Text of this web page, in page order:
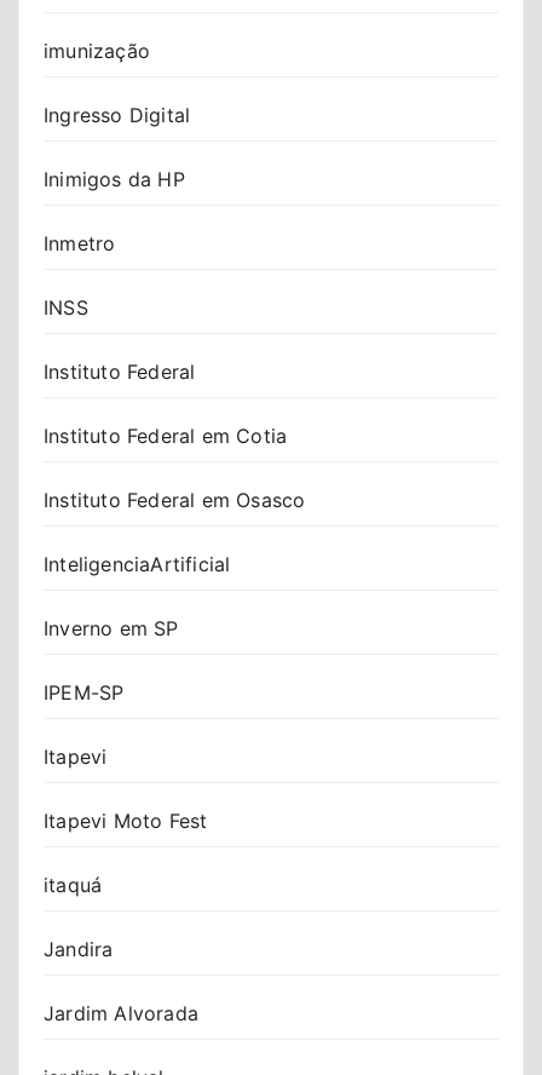
imunização
Ingresso Digital
Inimigos da HP
Inmetro
INSS
Instituto Federal
Instituto Federal em Cotia
Instituto Federal em Osasco
InteligenciaArtificial
Inverno em SP
IPEM-SP
Itapevi
Itapevi Moto Fest
itaquá
Jandira
Jardim Alvorada